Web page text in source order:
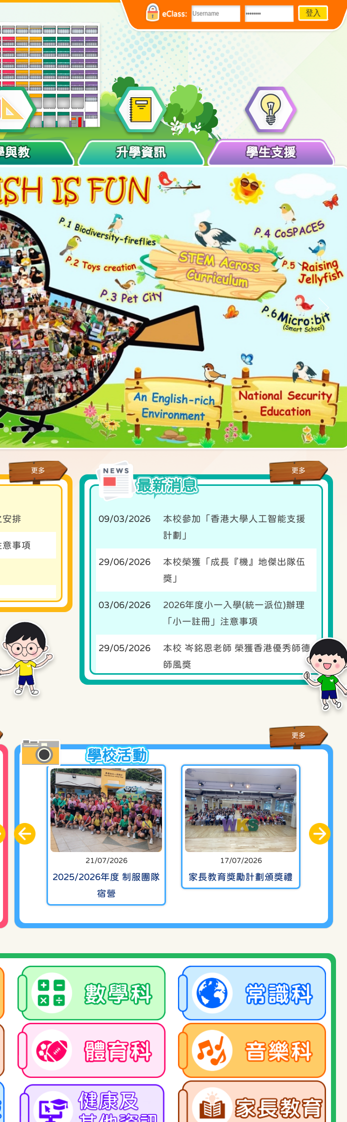
eClass:
與教 升學資訊 學生支援
更多
最新消息
09/03/2026
本校參加「香港大學人工智能支援
計劃」
29/06/2026
本校榮獲「成長『機』地傑出隊伍
獎」
03/06/2026
2026年度小一入學(統一派位)辦理
「小一註冊」注意事項
29/05/2026
本校 岑銘恩老師 榮獲香港優秀師德
師風獎
更多
排
事項
六年級畢
講座
家長講座
日---學生才
高飛」
日遊
長講座
事宜
六)
創藝展關懷同樂日暨頒獎
「啟迪種籽」國際視覺藝
英國倫敦參展賽
更多
學校活動
日
21/07/2026
2025/2026年度 制服團隊
宿營
17/07/2026
家長教育獎勵計劃頒獎禮